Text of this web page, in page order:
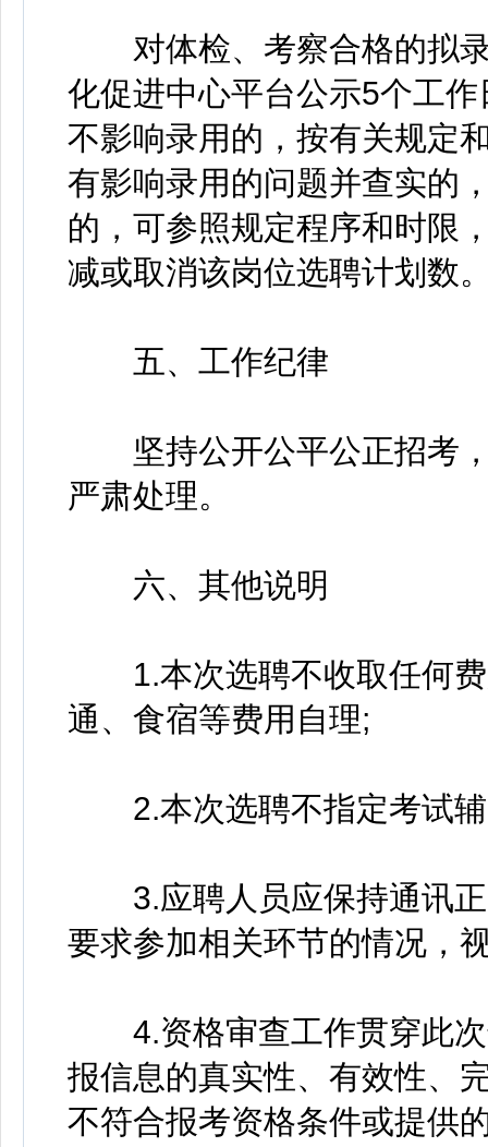
对体检、考察合格的拟录
化促进中心平台公示5个工
不影响录用的，按有关规定
有影响录用的问题并查实的
的，可参照规定程序和时限
减或取消该岗位选聘计划数
五、工作纪律
坚持公开公平公正招考，
严肃处理。
六、其他说明
1.本次选聘不收取任何费
通、食宿等费用自理;
2.本次选聘不指定考试辅
3.应聘人员应保持通讯正
要求参加相关环节的情况，
4.资格审查工作贯穿此次
报信息的真实性、有效性、
不符合报考资格条件或提供